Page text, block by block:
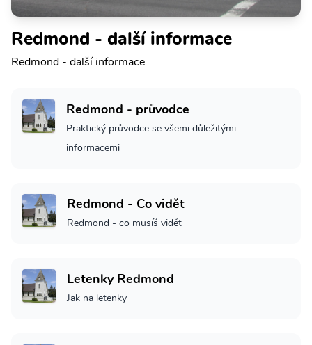
Redmond - další informace
Redmond - další informace
Redmond - průvodce
Praktický průvodce se všemi důležitými
informacemi
Redmond - Co vidět
Redmond - co musíš vidět
Letenky Redmond
Jak na letenky